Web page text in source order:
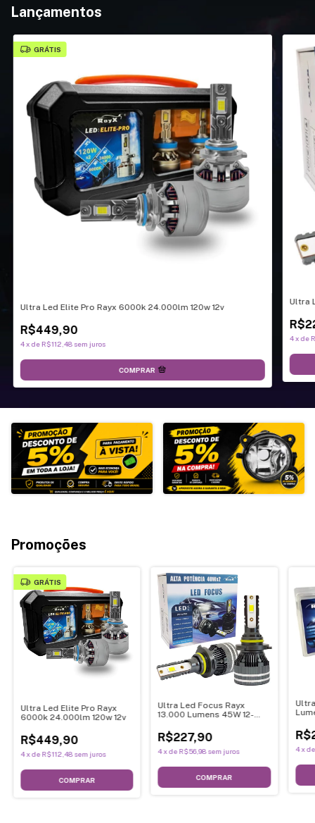
Lançamentos
GRÁTIS
Ultra Led Elite Pro Rayx 6000k 24.000lm 120w 12v
R$449,90
4xdeR$112,48sem juros
COMPRAR
Ultra
4 xde
Promoções
GRÁTIS
Ultra Led Elite Pro Rayx
6000k 24.000lm 120w 12v
R$449,90
4 xdeR$112,48 sem juros
COMPRAR
Ultra Led Focus Rayx
13.000 Lumens 45W 12-
R$227,90
4 xdeR$56,98 sem juros
COMPRAR
4 x